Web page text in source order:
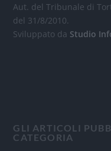
Aut. del Tribunale di
del 31/8/2010.
Sviluppato da Studio
GLI ARTICOLI
CATEGORIA